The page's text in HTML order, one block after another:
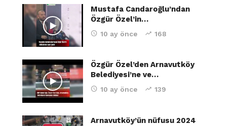
Mustafa Candaroğlu’ndan
Özgür Özel’in…
10 ay önce 168
Özgür Özel’den Arnavutköy
Belediyesi’ne ve…
10 ay önce 139
Arnavutköy’ün nüfusu 2024